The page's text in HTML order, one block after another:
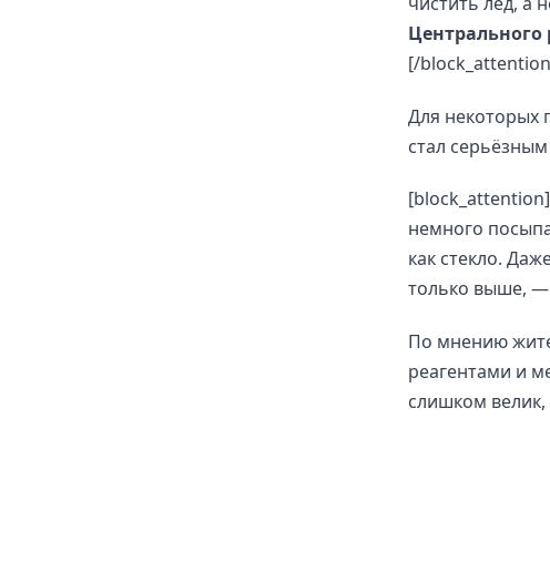
[/
Для некоторых
стал
немного
как стекло.
только выше, —
По мнению
реагентами и
слишком